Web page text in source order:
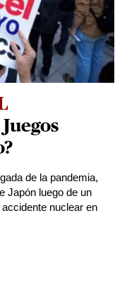
de la pandemia,
Japón luego de un
nuclear en